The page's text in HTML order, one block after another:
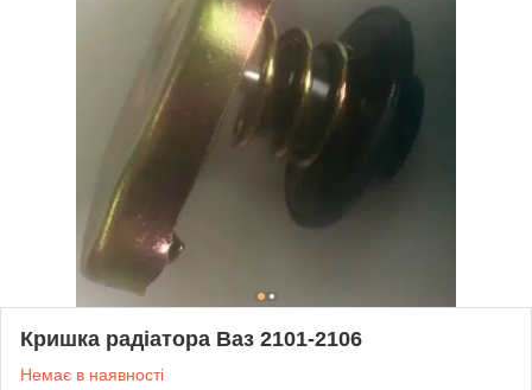
Кришка радіатора Ваз 2101-2106
Немає в наявності